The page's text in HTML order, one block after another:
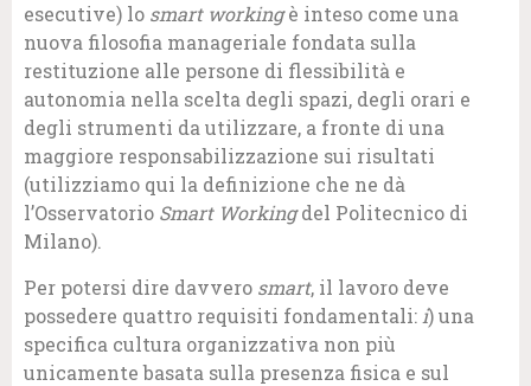
esecutive) lo smart workingè inteso come una
nuova filosofia manageriale fondata sulla
restituzione alle persone di flessibilità e
autonomia nella scelta degli spazi, degli orari e
degli strumenti da utilizzare, a fronte di una
maggiore responsabilizzazione sui risultati
(utilizziamo qui la definizione che ne dà
l’Osservatorio Smart Workingdel Politecnico di
Milano).
Per potersi dire davvero smart, il lavoro deve
possedere quattro requisiti fondamentali: i) una
specifica cultura organizzativa non più
unicamente basata sulla presenza fisica e sul